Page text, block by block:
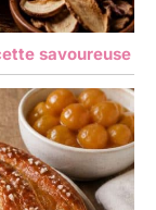
savoureuse